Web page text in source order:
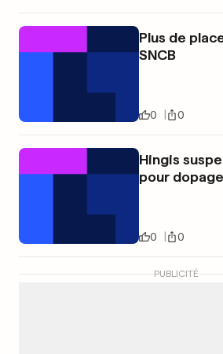
Plus de
SNCB
0 0
Hingis
pour dopage
0 0
PUBLICITÉ